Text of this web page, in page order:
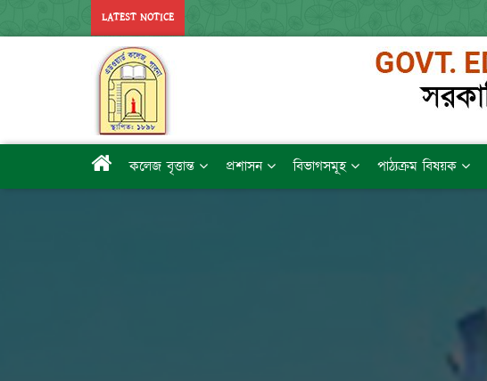
LATEST NOTICE
কলেজ বৃত্তান্ত প্রশাসন বিভাগসমূহ পাঠ্যক্রম বিষয়ক